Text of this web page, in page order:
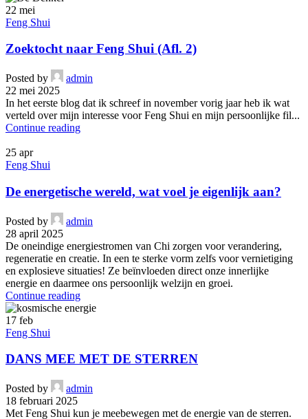
22 mei
Feng Shui
Zoektocht naar Feng Shui (Afl. 2)
Posted by
admin
22 mei 2025
In het eerste blog dat ik schreef in november vorig jaar heb ik wat
verteld over mijn interesse voor Feng Shui en mijn persoonlijke fil...
Continue reading
25 apr
Feng Shui
De energetische wereld, wat voel je eigenlijk aan?
Posted by
admin
28 april 2025
De oneindige energiestromen van Chi zorgen voor verandering,
regeneratie en creatie. In een te sterke vorm zelfs voor vernietiging
en explosieve situaties! Ze beïnvloeden direct onze innerlijke
energie en daarmee ons persoonlijk welzijn en groei.
Continue reading
17 feb
Feng Shui
DANS MEE MET DE STERREN
Posted by
admin
18 februari 2025
Met Feng Shui kun je meebewegen met de energie van de sterren.